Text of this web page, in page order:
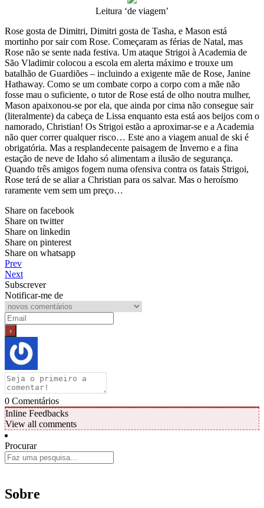
Leitura ‘de viagem’
Rose gosta de Dimitri, Dimitri gosta de Tasha, e Mason está
mortinho por sair com Rose. Começaram as férias de Natal, mas
Rose não se sente nada festiva. Um ataque Strigoi à Academia de
São Vladimir colocou a escola em alerta máximo e trouxe um
batalhão de Guardiões – incluindo a exigente mãe de Rose, Janine
Hathaway. Como se um combate corpo a corpo com a mãe não
fosse mau o suficiente, o tutor de Rose está de olho noutra mulher,
Mason apaixonou-se por ela, que ainda por cima não consegue sair
(literalmente) da cabeça de Lissa enquanto esta está aos beijos com o
namorado, Christian! Os Strigoi estão a aproximar-se e a Academia
não quer correr qualquer risco… Este ano a viagem anual de ski é
obrigatória. Mas a resplandecente paisagem de Inverno e a fina
estação de neve de Idaho só alimentam a ilusão de segurança.
Quando três amigos fogem numa ofensiva contra os fatais Strigoi,
Rose terá de se aliar a Christian para os salvar. Mas o heroísmo
raramente vem sem um preço…
Share on facebook
Share on twitter
Share on linkedin
Share on pinterest
Share on whatsapp
Prev
Next
Subscrever
Notificar-me de
0 Comentários
Inline Feedbacks
View all comments
Procurar
Sobre